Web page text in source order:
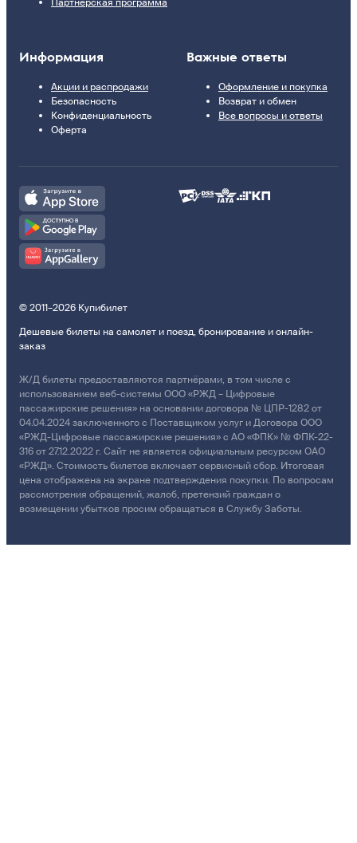
Информация
Акции и распродажи
Безопасность
Конфиденциальность
Оферта
Важные ответы
Оформление и покупка
Возврат и обмен
Все вопросы и ответы
© 2011–2026 Купибилет
Дешевые билеты на самолет и поезд, бронирование и онлайн-
заказ
Ж/Д билеты предоставляются партнёрами, в том числе с
использованием веб-системы ООО «РЖД – Цифровые
пассажирские решения» на основании договора № ЦПР-1282 от
04.04.2024 заключенного с Поставщиком услуг и Договора ООО
«РЖД-Цифровые пассажирские решения» с АО «ФПК» № ФПК-22-
316 от 27.12.2022 г. Сайт не является официальным ресурсом ОАО
«РЖД». Стоимость билетов включает сервисный сбор. Итоговая
цена отображена на экране подтверждения покупки. По вопросам
рассмотрения обращений, жалоб, претензий граждан о
возмещении убытков просим обращаться в Службу Заботы.